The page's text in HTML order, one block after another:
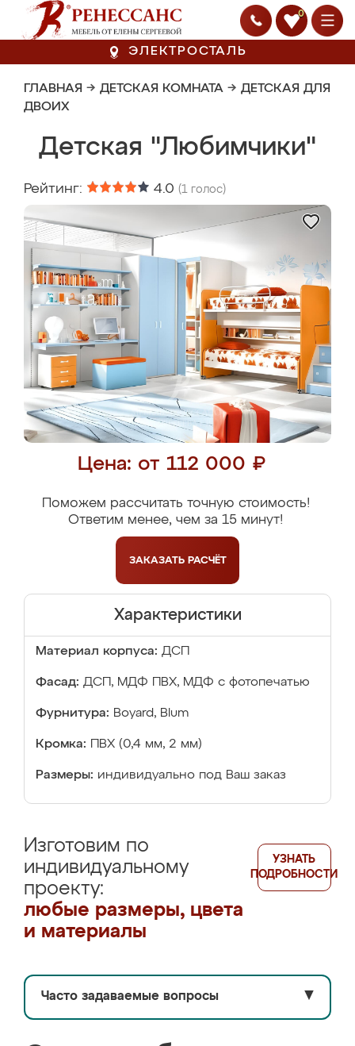
0
ЭЛЕКТРОСТАЛЬ
ГЛАВНАЯ → ДЕТСКАЯ КОМНАТА → ДЕТСКАЯ ДЛЯ
ДВОИХ
Детская "Любимчики"
Рейтинг: 4.0 (1 голос)
Цена: от 112 000 ₽
Поможем рассчитать точную стоимость!
Ответим менее, чем за 15 минут!
ЗАКАЗАТЬ РАСЧЁТ
Характеристики
Материал корпуса: ДСП
Фасад: ДСП, МДФ ПВХ, МДФ с фотопечатью
Фурнитура: Boyard, Blum
Кромка: ПВХ (0,4 мм, 2 мм)
Размеры: индивидуально под Ваш заказ
Изготовим по
индивидуальному
проекту:
любые размеры, цвета
и материалы
УЗНАТЬ
ПОДРОБНОСТИ
Часто задаваемые вопросы ▼